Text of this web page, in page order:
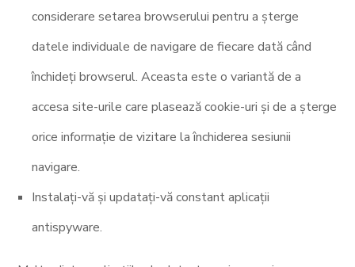
considerare setarea browserului pentru a șterge
datele individuale de navigare de fiecare dată când
închideți browserul. Aceasta este o variantă de a
accesa site-urile care plasează cookie-uri și de a șterge
orice informație de vizitare la închiderea sesiunii
navigare.
Instalați-vă și updatați-vă constant aplicații
antispyware.